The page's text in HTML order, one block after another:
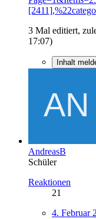
3 Mal editiert,
17:07)
Inhalt
AndreasB
Schüler
Reaktionen
21
4. Februar